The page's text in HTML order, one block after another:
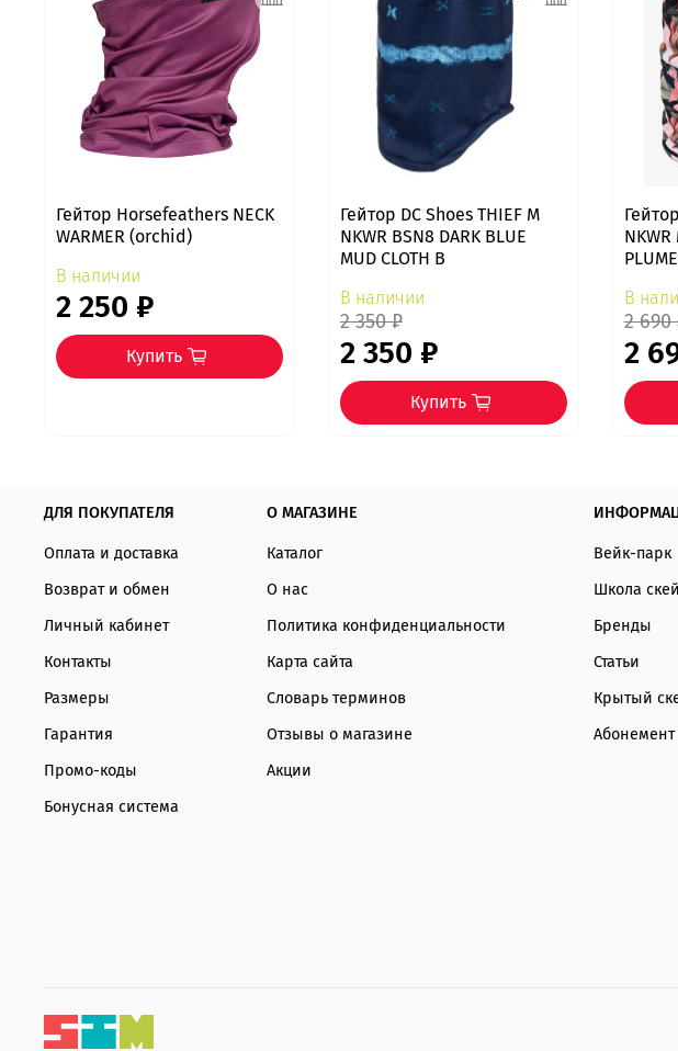
Гейтор Horsefeathers NECK
WARMER (orchid)
В наличии
2 250 ₽
Купить
Гейтор DC Shoes THIEF M
NKWR BSN8 DARK BLUE
MUD CLOTH B
В наличии
2 350 ₽
2 350 ₽
Купить
NKWR
В
2 690
2
ДЛЯ ПОКУПАТЕЛЯ
Оплата и доставка
Возврат и обмен
Личный кабинет
Контакты
Размеры
Гарантия
Промо-коды
Бонусная система
О МАГАЗИНЕ
Каталог
О нас
Политика конфиденциальности
Карта сайта
Словарь терминов
Отзывы о магазине
Акции
Вейк-парк
Школа
Бренды
Статьи
Крытый